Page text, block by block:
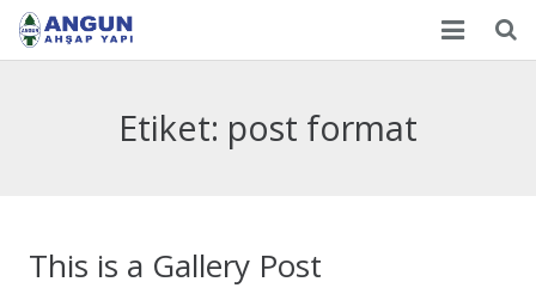
İşyeri Resimleri
Etiket: post format
This is a Gallery Post